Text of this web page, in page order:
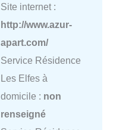
Site internet :
http://www.azur-
apart.com/
Service Résidence
Les Elfes à
domicile : non
renseigné